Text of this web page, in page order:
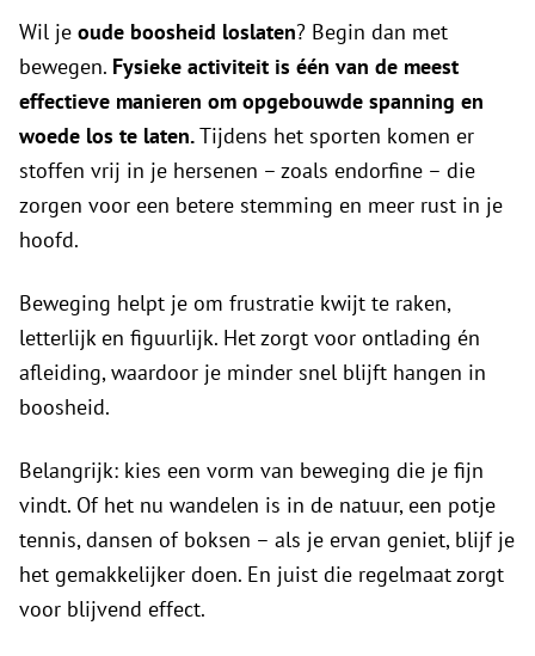
Wil je oude boosheid loslaten? Begin dan met
bewegen. Fysieke activiteit is één van de meest
effectieve manieren om opgebouwde spanning en
woede los te laten.Tijdens het sporten komen er
stoffen vrij in je hersenen – zoals endorfine – die
zorgen voor een betere stemming en meer rust in je
hoofd.
Beweging helpt je om frustratie kwijt te raken,
letterlijk en figuurlijk. Het zorgt voor ontlading én
afleiding, waardoor je minder snel blijft hangen in
boosheid.
Belangrijk: kies een vorm van beweging die je fijn
vindt. Of het nu wandelen is in de natuur, een potje
tennis, dansen of boksen – als je ervan geniet, blijf je
het gemakkelijker doen. En juist die regelmaat zorgt
voor blijvend effect.